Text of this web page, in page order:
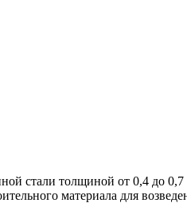
стали толщиной от 0,4 до
материала для